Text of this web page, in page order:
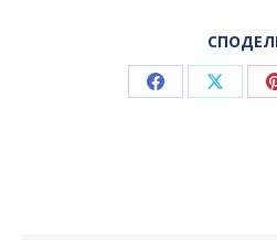
Share Share